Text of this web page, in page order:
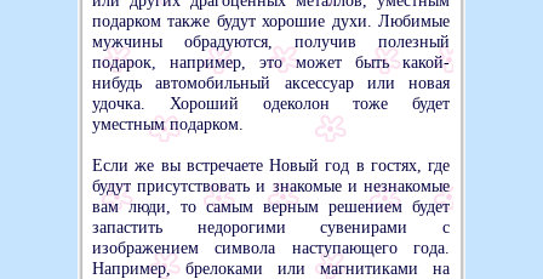
подарком также будут хорошие духи. Любимые
мужчины обрадуются, получив полезный
подарок, например, это может быть какой-
нибудь автомобильный аксессуар или новая
удочка. Хороший одеколон тоже будет
уместным подарком.
Если же вы встречаете Новый год в гостях, где
будут присутствовать и знакомые и незнакомые
вам люди, то самым верным решением будет
запастить недорогими сувенирами с
изображением символа наступающего года.
Например, брелоками или магнитиками на